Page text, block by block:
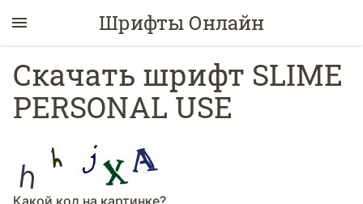
Шрифты Онлайн
Скачать шрифт SLIME
PERSONAL USE
Какой код на картинке?